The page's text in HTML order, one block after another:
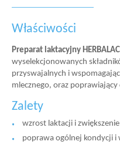
Właściwości
Preparat laktacyjny
wyselekcjonowanych
przyswajalnych i
mlecznego, oraz
Zalety
wzrost laktacji i
poprawa ogólnej kondycji